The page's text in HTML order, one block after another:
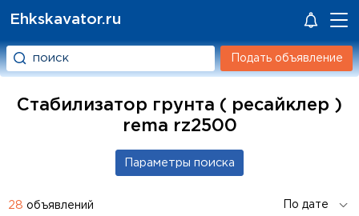
Ehkskavator.ru
Подать объявление
Стабилизатор грунта ( ресайклер )
rema rz2500
28 объявлений